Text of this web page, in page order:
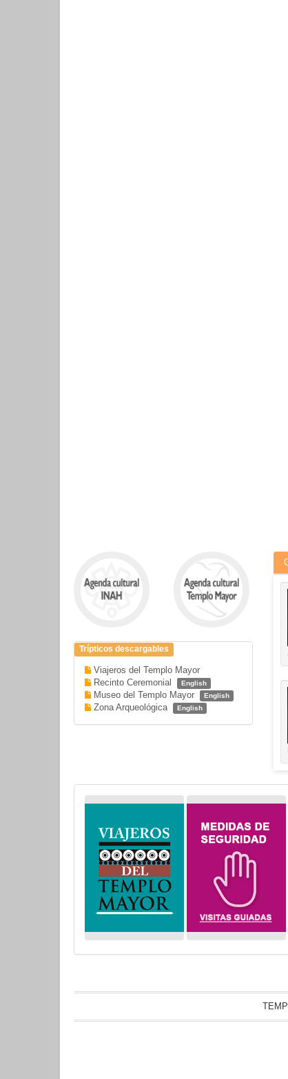
Trípticos descargables
Viajeros del Templo Mayor
Recinto Ceremonial
English
Museo del Templo Mayor English
Zona Arqueológica English